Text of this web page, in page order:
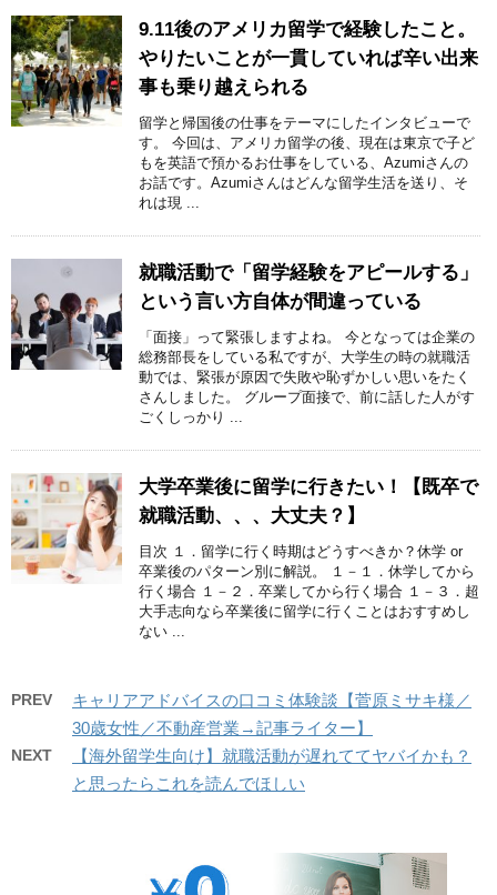
9.11後のアメリカ留学で経験したこと。
やりたいことが一貫していれば辛い出来
事も乗り越えられる
留学と帰国後の仕事をテーマにしたインタビューで
す。 今回は、アメリカ留学の後、現在は東京で子ど
もを英語で預かるお仕事をしている、Azumiさんの
お話です。Azumiさんはどんな留学生活を送り、そ
れは現 ...
就職活動で「留学経験をアピールする」
という言い方自体が間違っている
「面接」って緊張しますよね。 今となっては企業の
総務部長をしている私ですが、大学生の時の就職活
動では、緊張が原因で失敗や恥ずかしい思いをたく
さんしました。 グループ面接で、前に話した人がす
ごくしっかり ...
大学卒業後に留学に行きたい！【既卒で
就職活動、、、大丈夫？】
目次 １．留学に行く時期はどうすべきか？休学 or
卒業後のパターン別に解説。 １－１．休学してから
行く場合 １－２．卒業してから行く場合 １－３．超
大手志向なら卒業後に留学に行くことはおすすめし
ない ...
PREV
キャリアアドバイスの口コミ体験談【菅原ミサキ様／
30歳女性／不動産営業→記事ライター】
NEXT
【海外留学生向け】就職活動が遅れててヤバイかも？
と思ったらこれを読んでほしい